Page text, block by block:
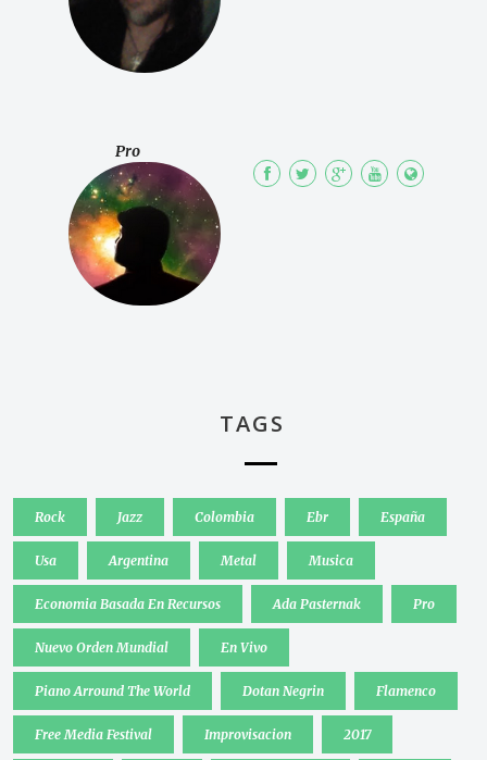
Pro
TAGS
Rock Jazz Colombia Ebr España
Usa Argentina Metal Musica
Economia Basada En Recursos Ada Pasternak Pro
Nuevo Orden Mundial En Vivo
Piano Arround The World Dotan Negrin Flamenco
Free Media Festival Improvisacion 2017